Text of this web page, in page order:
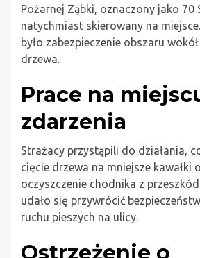
Pożarnej Ząbki, oznaczony jako 70
natychmiast skierowany na
było zabezpieczenie obszaru
drzewa.
Prace na
zdarzenia
Strażacy przystąpili do działania,
cięcie drzewa na mniejsze kawałki
oczyszczenie chodnika z
udało się przywrócić
ruchu pieszych na ulicy.
Ostrzeżenie o